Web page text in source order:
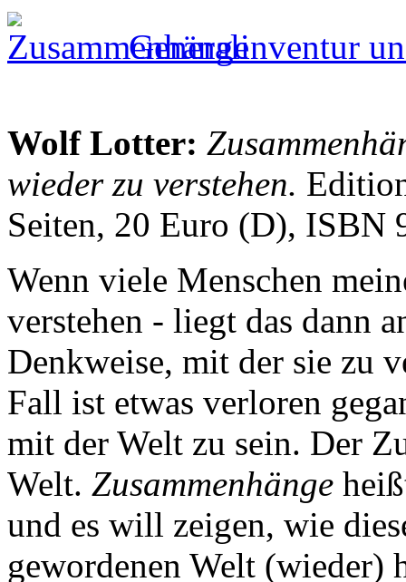
Generalinventur
Wolf Lotter:
wieder zu verstehen.
Seiten, 20 Euro (D), ISBN
Wenn viele Menschen
verstehen - liegt das dann
Denkweise, mit der sie zu
Fall ist etwas verloren
mit der Welt zu sein. Der
Welt. Zusammenhänge
und es will zeigen, wie
gewordenen Welt (wieder)